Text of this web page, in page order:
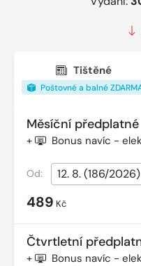
Tištěné
Poštovné a balné
Měsíční předplatné
+ Bonus navíc -
Od:
489 Kč
Čtvrtletní
+ Bonus navíc -